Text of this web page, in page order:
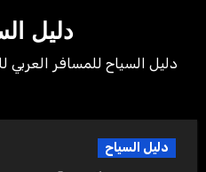
دليل
دليل السياح للمسافر العربي
دليل السياح